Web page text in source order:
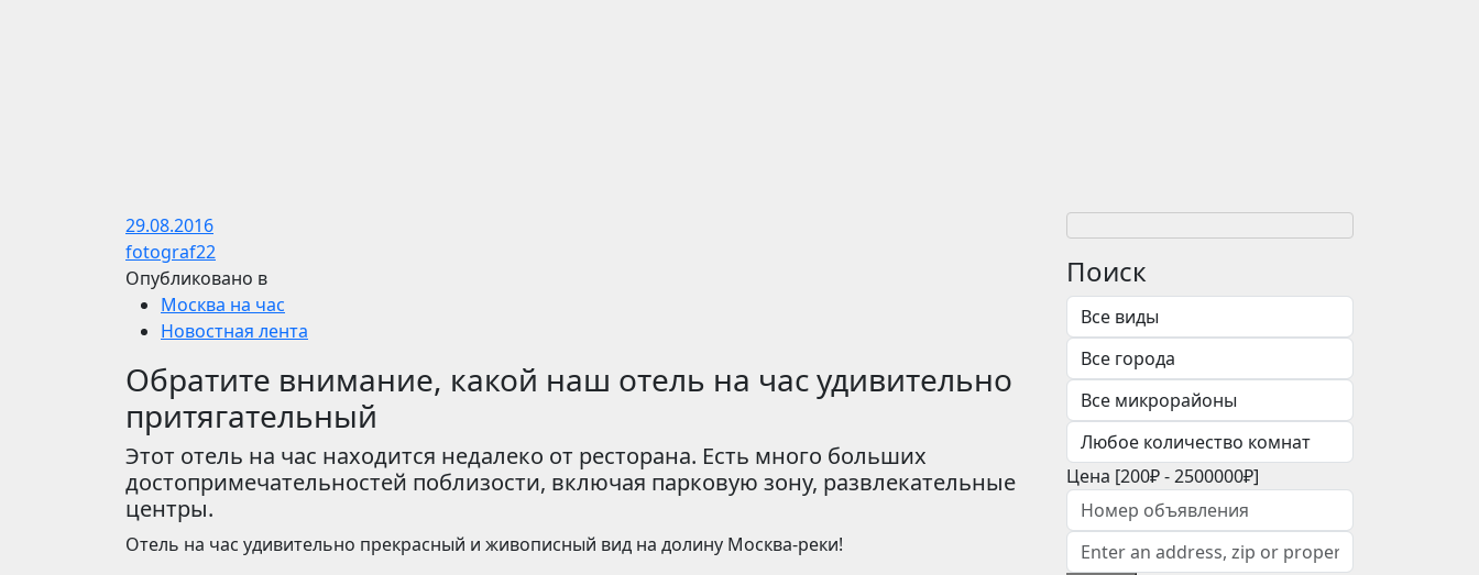
29.08.2016
fotograf22
Опубликовано в
Москва на час
Новостная лента
Обратите внимание, какой наш отель на час удивительно
притягательный
Этот отель на час находится недалеко от ресторана. Есть много больших
достопримечательностей поблизости, включая парковую зону, развлекательные
центры.
Отель на час удивительно прекрасный и живописный вид на долину Москва-реки!
Поиск
Цена [200₽-2500000₽]